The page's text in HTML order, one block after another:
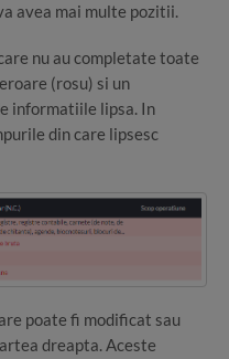
avea mai multe pozitii.
nu au completate toate
(rosu) si un
informatiile lipsa. In
din care lipsesc
poate fi modificat sau
dreapta. Aceste